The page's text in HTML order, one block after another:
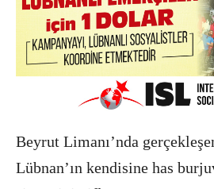
Beyrut Limanı’nda
Lübnan’ın kendisine has